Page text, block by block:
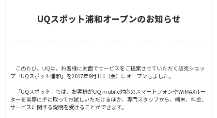
UQスポット浦和オープンのお知らせ
このたび、UQは、お客様に対面でサービスをご提案させていただく販売ショッ
プ「UQスポット浦和」を2017年9月1日（金）にオープンしました。
「UQスポット」では、お客様がUQ mobile対応のスマートフォンやWiMAXルー
ターを実際に手に取ってお試しいただけるほか、専門スタッフから、端末、料金、
サービスに関する説明を受けることができます。